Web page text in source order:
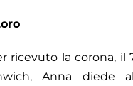
ricevuto la corona, il
Anna diede